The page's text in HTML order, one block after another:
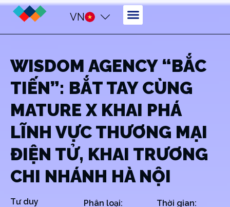
VN
WISDOM AGENCY “BẮC
TIẾN”: BẮT TAY CÙNG
MATURE X KHAI PHÁ
LĨNH VỰC THƯƠNG MẠI
ĐIỆN TỬ, KHAI TRƯƠNG
CHI NHÁNH HÀ NỘI
Tư duy
Phân loại:
Thời gian: